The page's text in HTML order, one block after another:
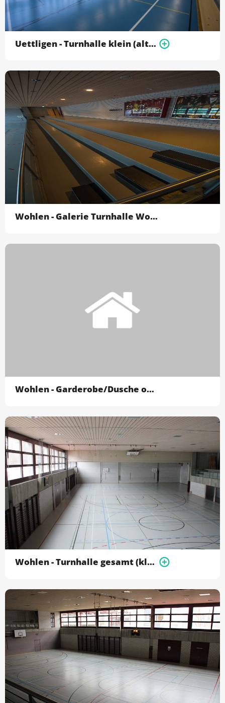
Uettligen - Turnhalle klein (alte Halle)
Wohlen - Galerie Turnhalle Wohlen
Wohlen - Garderobe/Dusche ohne Turnhallen
Wohlen - Turnhalle gesamt (kleine+grosse Halle)